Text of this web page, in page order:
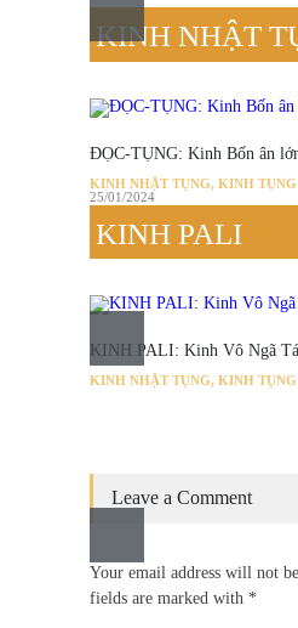
KINH NHẬT
ĐỌC-TỤNG: Kinh Bốn ân
KINH NHẬT TỤNG, KINH TỤNG
25/01/2024
KINH PALI
KINH PALI: Kinh Vô Ngã
KINH NHẬT TỤNG, KINH
Leave a Comment
Your email address will not
fields are marked with *